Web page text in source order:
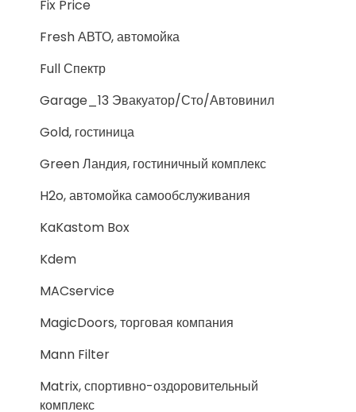
Fix Price
Fresh АВТО, автомойка
Full Спектр
Garage_13 Эвакуатор/Сто/Автовинил
Gold, гостиница
Green Ландия, гостиничный комплекс
H2o, автомойка самообслуживания
KaKastom Box
Kdem
MACservice
MagicDoors, торговая компания
Mann Filter
Matrix, спортивно-оздоровительный
комплекс